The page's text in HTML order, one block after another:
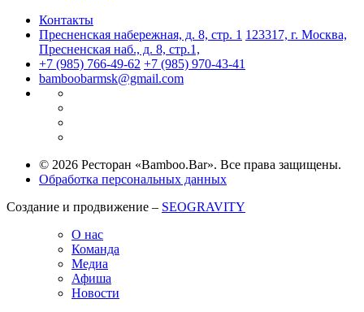
Контакты
Пресненская набережная, д. 8, стр. 1 123317, г. Москва,
Пресненская наб., д. 8, стр.1,
+7 (985) 766-49-62 +7 (985) 970-43-41
bamboobarmsk@gmail.com
© 2026 Ресторан «Bamboo.Bar». Все права защищены.
Обработка персональных данных
Создание и продвижение – SEOGRAVITY
О нас
Команда
Медиа
Афиша
Новости